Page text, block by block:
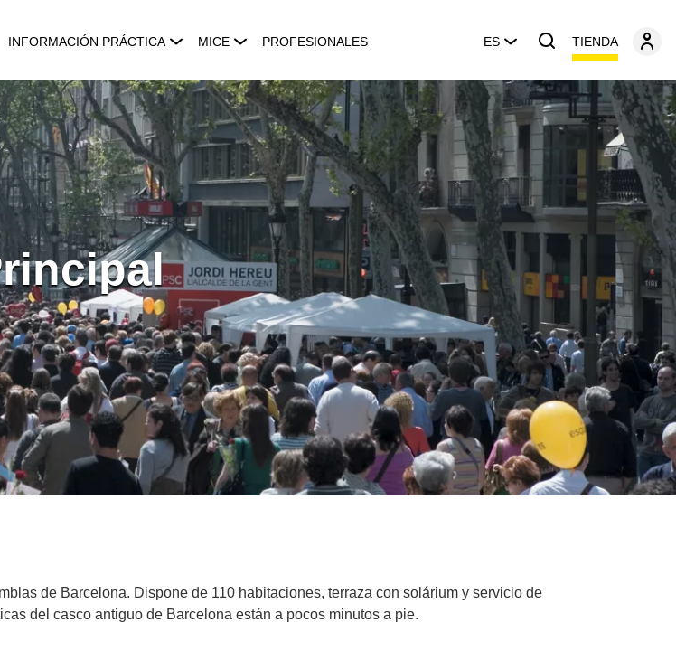
INFORMACIÓN PRÁCTICA MICE PROFESIONALES ES TIENDA
de Barcelona. Dispone de 110 habitaciones, terraza con solárium y servicio de
del casco antiguo de Barcelona están a pocos minutos a pie.